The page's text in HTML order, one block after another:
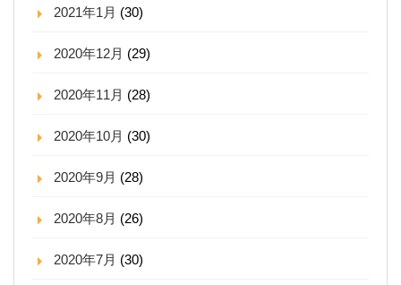
2021年1月 (30)
2020年12月 (29)
2020年11月 (28)
2020年10月 (30)
2020年9月 (28)
2020年8月 (26)
2020年7月 (30)